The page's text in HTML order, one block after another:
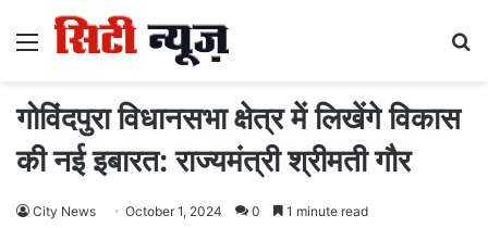
Menu
गोविंदपुरा विधानसभा क्षेत्र में लिखेंगे विकास
की नई इबारत: राज्यमंत्री श्रीमती गौर
City News October 1, 2024 0 1 minute read